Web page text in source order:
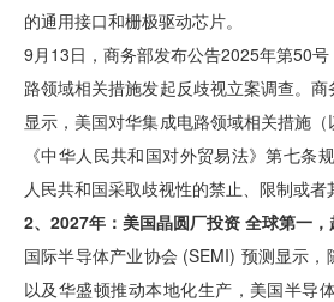
的通用接口和栅极驱动芯片。
9月13日，商务部发布公告2025年第50
路领域相关措施发起反歧视立案调查。
显示，美国对华集成电路领域相关措施
《中华人民共和国对外贸易法》第七条
人民共和国采取歧视性的禁止、限制或者
2、2027年：美国晶圆厂投资 全球第一
国际半导体产业协会 (SEMI) 预测显示
以及华盛顿推动本地化生产，美国半导